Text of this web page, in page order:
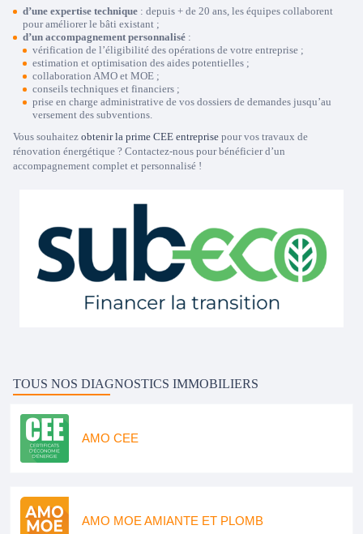
d’une expertise technique : depuis + de 20 ans, les équipes collaborent
pour améliorer le bâti existant ;
d’un accompagnement personnalisé :
vérification de l’éligibilité des opérations de votre entreprise ;
estimation et optimisation des aides potentielles ;
collaboration AMO et MOE ;
conseils techniques et financiers ;
prise en charge administrative de vos dossiers de demandes jusqu’au
versement des subventions.
Vous souhaitez obtenir la prime CEE entreprise pour vos travaux de
rénovation énergétique ? Contactez-nous pour bénéficier d’un
accompagnement complet et personnalisé !
TOUS NOS DIAGNOSTICS IMMOBILIERS
AMO CEE
AMO MOE AMIANTE ET PLOMB